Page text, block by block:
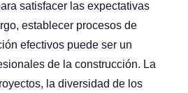
satisfacer las expectativas
establecer procesos de
efectivos puede ser un
de la construcción. La
la diversidad de los